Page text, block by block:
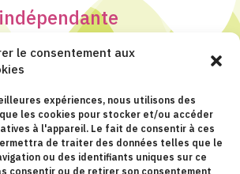
le consentement aux
expériences, nous utilisons des
les cookies pour stocker et/ou accéder
à l'appareil. Le fait de consentir à ces
de traiter des données telles que le
ou des identifiants uniques sur ce
consentir ou de retirer son consentement
réseau Funeplus